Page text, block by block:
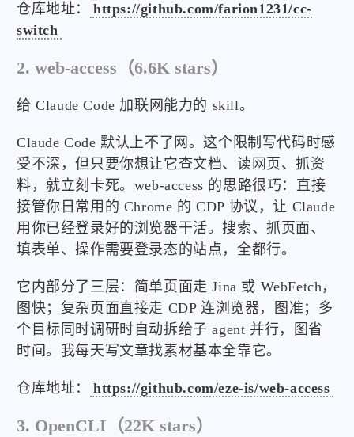
仓库地址：
https://github.com/farion1231/cc-
switch
2. web-access（6.6K stars）
给 Claude Code 加联网能力的 skill。
Claude Code 默认上不了网。这个限制写代码时感
受不深，但只要你想让它查文档、读网页、抓资
料，就立刻卡死。web-access 的思路很巧：直接
接管你日常用的 Chrome 的 CDP 协议，让 Claude
用你已经登录好的浏览器干活。搜索、抓页面、
填表单、操作需要登录态的站点，全都行。
它内部分了三层：简单页面走 Jina 或 WebFetch，
图快；复杂页面直接走 CDP 连浏览器，图准；多
个目标同时调研时自动拆给子 agent 并行，图省
时间。我每天写文章找素材基本全靠它。
仓库地址： https://github.com/eze-is/web-access
3. OpenCLI（22K stars）